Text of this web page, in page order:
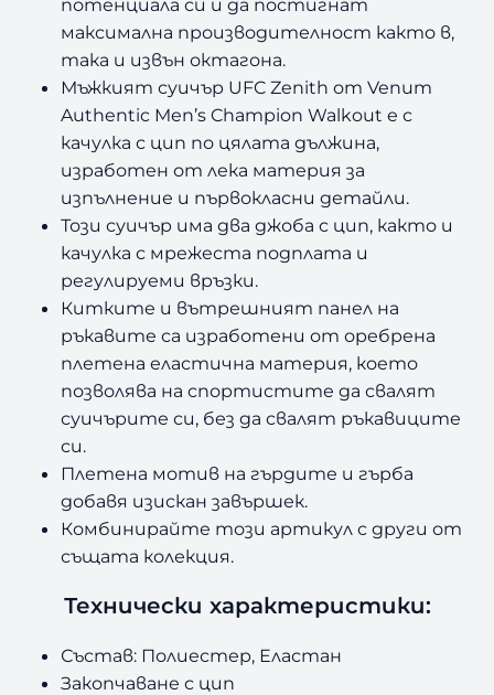
максимална производителност както в,
така и извън октагона.
Мъжкият суичър UFC Zenith от Venum
Authentic Men’s Champion Walkout е с
качулка с цип по цялата дължина,
изработен от лека материя за
изпълнение и първокласни детайли.
Този суичър има два джоба с цип, както и
качулка с мрежеста подплата и
регулируеми връзки.
Китките и вътрешният панел на
ръкавите са изработени от оребрена
плетена еластична материя, което
позволява на спортистите да свалят
суичърите си, без да свалят ръкавиците
си.
Плетена мотив на гърдите и гърба
добавя изискан завършек.
Комбинирайте този артикул с други от
същата колекция.
Технически характеристики:
Състав: Полиестер, Еластан
Закопчаване с цип